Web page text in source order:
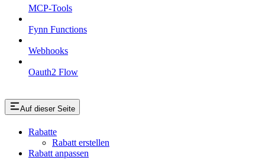
MCP-Tools
Fynn Functions
Webhooks
Oauth2 Flow
Auf dieser Seite
Rabatte
Rabatt erstellen
Rabatt anpassen